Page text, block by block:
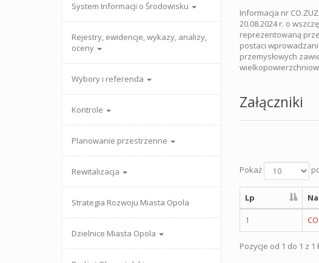
System Informacji o Środowisku
Rejestry, ewidencje, wykazy, analizy,
oceny
Wybory i referenda
Kontrole
Planowanie przestrzenne
Rewitalizacja
Strategia Rozwoju Miasta Opola
Dzielnice Miasta Opola
Informacja nr
20.08.2024 r. o
reprezentowaną
postaci
przemysłowych
Załączniki
Pokaż
Lp
1
Pozycje od 1 do 1 z 1